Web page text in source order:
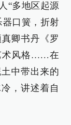
“多地区起源
口簧，折射
卿书丹《罗
术风格……在
中带出来的
，讲述着自